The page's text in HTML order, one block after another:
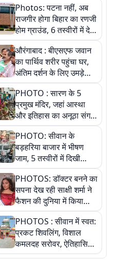
Photos: पटना नहीं, अब
राजगीर होगा बिहार का रणजी
होम ग्राउंड, 6 तस्वीरों में देखें
नए स्टेडियम की पूरी कहानी
औरंगाबाद : बीएसएफ जवान
का पार्थिव शरीर पहुंचा घर,
अंतिम दर्शन के लिए उमड़े
लोग
PHOTO : सारण के 5
प्रमुख मंदिर, जहां आस्था
और इतिहास का अनूठा संगम,
तस्वीरों में जानिए
PHOTO: सीवान के
बड़हरिया बाजार में भीषण
जाम, 5 तस्वीरों में दिखी
अव्यवस्था
PHOTOS: डॉक्टर बनने का
सपना देख रही साक्षी शर्मा ने
फैशन की दुनिया में किया
कमाल,जानिए बेगूसराय की
बेटी ने कैसे दी अपने सपनों
को उड़ान
PHOTOS : सीवान में स्वत:
प्रकट शिवलिंग, विशाल
कमलदह सरोवर, ऐतिहासिक
महेंद्रनाथ मंदिर और घंटाघर